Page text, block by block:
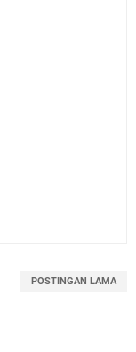
POSTINGAN LAMA